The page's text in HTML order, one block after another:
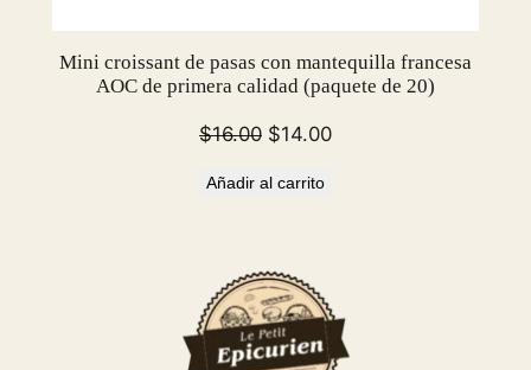
Mini croissant de pasas con mantequilla francesa
AOC de primera calidad (paquete de 20)
$16.00 El
original
$14.00El
Añadir al carrito